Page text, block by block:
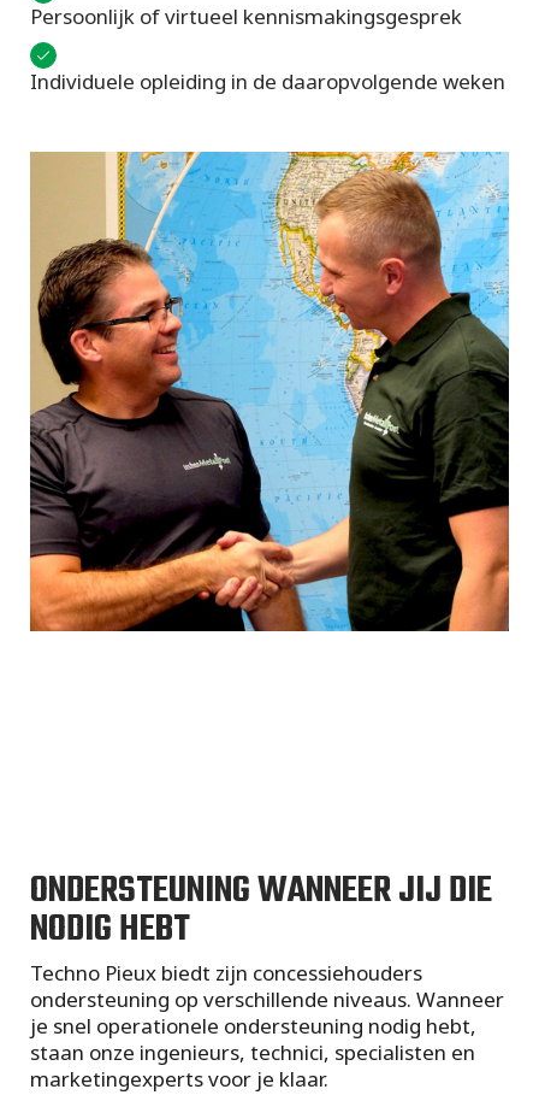
Persoonlijk of virtueel kennismakingsgesprek
Individuele opleiding in de daaropvolgende weken
ONDERSTEUNING WANNEER JIJ DIE
NODIG HEBT
Techno Pieux biedt zijn concessiehouders
ondersteuning op verschillende niveaus. Wanneer
je snel operationele ondersteuning nodig hebt,
staan onze ingenieurs, technici, specialisten en
marketingexperts voor je klaar.